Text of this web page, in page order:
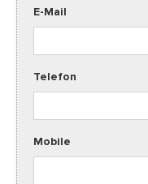
E-Mail
Telefon
Mobile